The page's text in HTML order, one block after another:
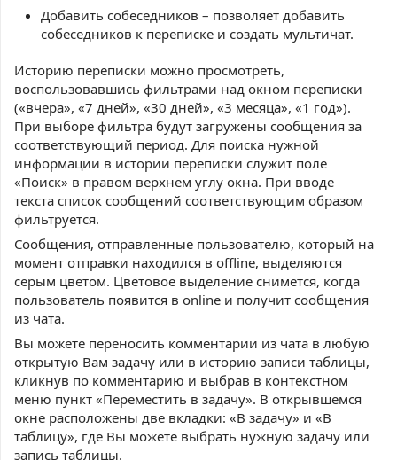
Добавить собеседников – позволяет добавить
собеседников к переписке и создать мультичат.
Историю переписки можно просмотреть,
воспользовавшись фильтрами над окном переписки
(«вчера», «7 дней», «30 дней», «3 месяца», «1 год»).
При выборе фильтра будут загружены сообщения за
соответствующий период. Для поиска нужной
информации в истории переписки служит поле
«Поиск» в правом верхнем углу окна. При вводе
текста список сообщений соответствующим образом
фильтруется.
Сообщения, отправленные пользователю, который на
момент отправки находился в offline, выделяются
серым цветом. Цветовое выделение снимется, когда
пользователь появится в online и получит сообщения
из чата.
Вы можете переносить комментарии из чата в любую
открытую Вам задачу или в историю записи таблицы,
кликнув по комментарию и выбрав в контекстном
меню пункт «Переместить в задачу». В открывшемся
окне расположены две вкладки: «В задачу» и «В
таблицу», где Вы можете выбрать нужную задачу или
запись таблицы.